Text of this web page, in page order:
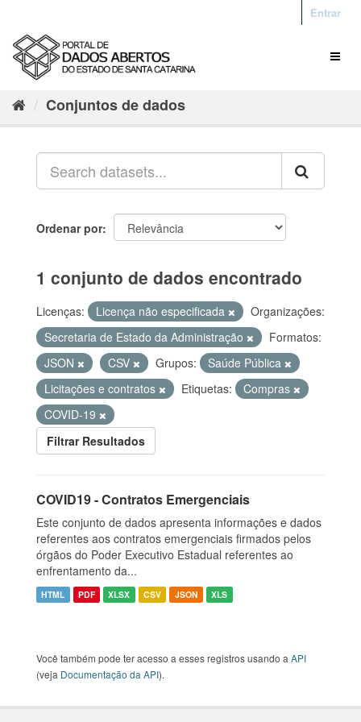
Entrar
Conjuntos de dados
Ordenar por
1 conjunto de dados encontrado
Licenças: Licença não especificada
Organizações:
Secretaria de Estado da Administração
Formatos:
JSON
CSV Grupos:
Saúde Pública
Licitações e contratos
Etiquetas:
Compras
COVID-19
Filtrar Resultados
COVID19 - Contratos Emergenciais
Este conjunto de dados apresenta informações e dados
referentes aos contratos emergenciais firmados pelos
órgãos do Poder Executivo Estadual referentes ao
enfrentamento da...
HTML PDF XLSX CSV JSON XLS
Você também pode ter acesso a esses registros usando a API
(veja Documentação da API).